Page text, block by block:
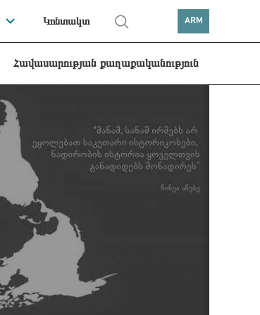
Կոնտակտ ARM
Հավասարության քաղաքականություն